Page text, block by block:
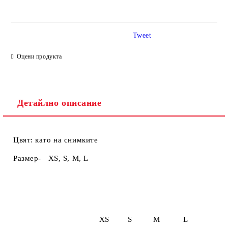
Оцени продукта
Tweet
Детайлно описание
Цвят: като на снимките
Размер- XS, S, M, L
XS S M L